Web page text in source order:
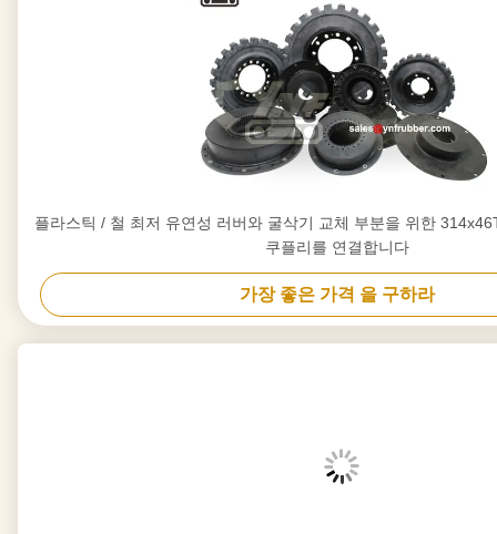
플라스틱 / 철 최저 유연성 러버와 굴삭기 교체 부분을 위한 314x46T 결합이
쿠플리를 연결합니다
가장 좋은 가격 을 구하라